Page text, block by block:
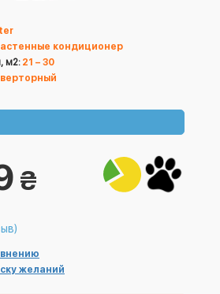
кондиционер
м2: 21 – 30
₴
желаний